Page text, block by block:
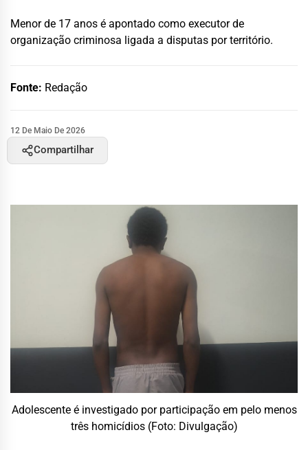
Menor de 17 anos é apontado como executor de
organização criminosa ligada a disputas por território.
Fonte: Redação
12 De Maio De 2026
Compartilhar
Adolescente é investigado por participação em pelo menos
três homicídios (Foto: Divulgação)